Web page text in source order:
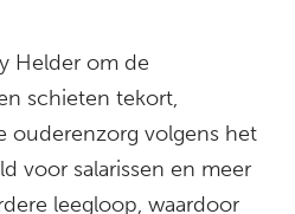
Helder om de
schieten tekort,
ouderenzorg volgens het
voor salarissen en meer
leegloop, waardoor